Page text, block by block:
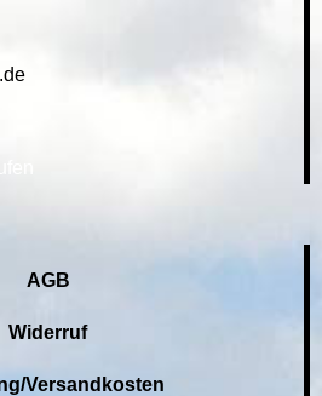
AGB
Widerruf
Versandkosten